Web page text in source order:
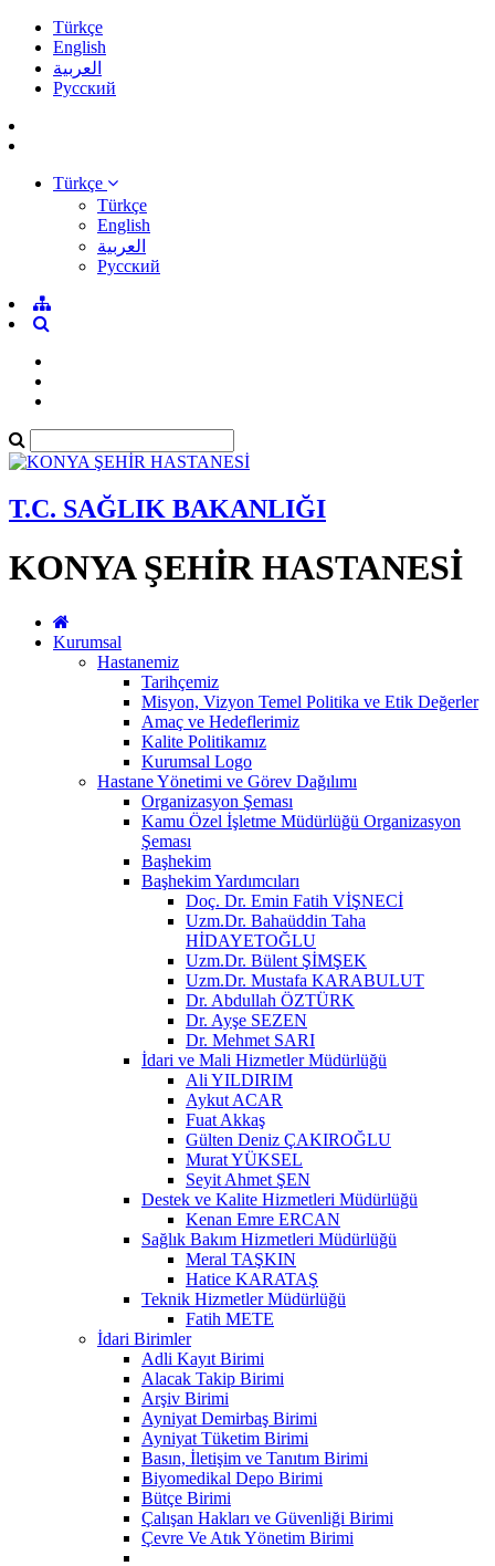
Türkçe
English
العربية
Pусский
Türkçe
Türkçe
English
العربية
Pусский
T.C. SAĞLIK BAKANLIĞI
KONYA ŞEHİR HASTANESİ
Kurumsal
Hastanemiz
Tarihçemiz
Misyon, Vizyon Temel Politika ve Etik Değerler
Amaç ve Hedeflerimiz
Kalite Politikamız
Kurumsal Logo
Hastane Yönetimi ve Görev Dağılımı
Organizasyon Şeması
Kamu Özel İşletme Müdürlüğü Organizasyon
Şeması
Başhekim
Başhekim Yardımcıları
Doç. Dr. Emin Fatih VİŞNECİ
Uzm.Dr. Bahaüddin Taha
HİDAYETOĞLU
Uzm.Dr. Bülent ŞİMŞEK
Uzm.Dr. Mustafa KARABULUT
Dr. Abdullah ÖZTÜRK
Dr. Ayşe SEZEN
Dr. Mehmet SARI
İdari ve Mali Hizmetler Müdürlüğü
Ali YILDIRIM
Aykut ACAR
Fuat Akkaş
Gülten Deniz ÇAKIROĞLU
Murat YÜKSEL
Seyit Ahmet ŞEN
Destek ve Kalite Hizmetleri Müdürlüğü
Kenan Emre ERCAN
Sağlık Bakım Hizmetleri Müdürlüğü
Meral TAŞKIN
Hatice KARATAŞ
Teknik Hizmetler Müdürlüğü
Fatih METE
İdari Birimler
Adli Kayıt Birimi
Alacak Takip Birimi
Arşiv Birimi
Ayniyat Demirbaş Birimi
Ayniyat Tüketim Birimi
Basın, İletişim ve Tanıtım Birimi
Biyomedikal Depo Birimi
Bütçe Birimi
Çalışan Hakları ve Güvenliği Birimi
Çevre Ve Atık Yönetim Birimi